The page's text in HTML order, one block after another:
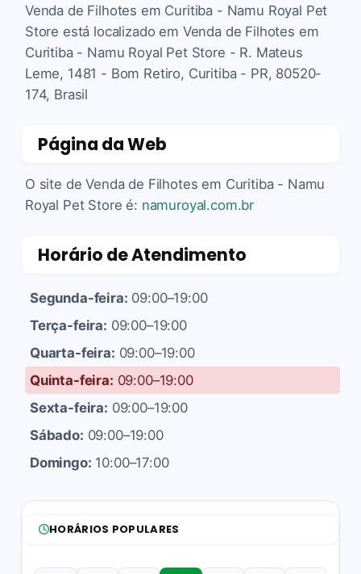
Venda de Filhotes em Curitiba - Namu Royal Pet
Store está localizado em Venda de Filhotes em
Curitiba - Namu Royal Pet Store - R. Mateus
Leme, 1481 - Bom Retiro, Curitiba - PR, 80520-
174, Brasil
Página da Web
O site de Venda de Filhotes em Curitiba - Namu
Royal Pet Store é: namuroyal.com.br
Horário de Atendimento
Segunda-feira: 09:00–19:00
Terça-feira: 09:00–19:00
Quarta-feira: 09:00–19:00
Quinta-feira: 09:00–19:00
Sexta-feira: 09:00–19:00
Sábado: 09:00–19:00
Domingo: 10:00–17:00
HORÁRIOS POPULARES